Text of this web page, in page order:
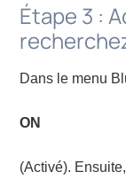
Étape 3 :
Dans le menu
ON
(Activé).